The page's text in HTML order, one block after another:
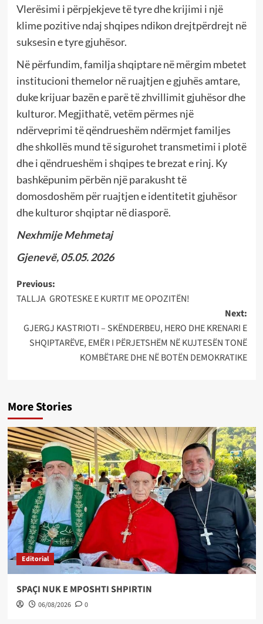
Vlerësimi i përpjekjeve të tyre dhe krijimi i një
klime pozitive ndaj shqipes ndikon drejtpërdrejt në
suksesin e tyre gjuhësor.
Në përfundim, familja shqiptare në mërgim mbetet
institucioni themelor në ruajtjen e gjuhës amtare,
duke krijuar bazën e parë të zhvillimit gjuhësor dhe
kulturor. Megjithatë, vetëm përmes një
ndërveprimi të qëndrueshëm ndërmjet familjes
dhe shkollës mund të sigurohet transmetimi i plotë
dhe i qëndrueshëm i shqipes te brezat e rinj. Ky
bashkëpunim përbën një parakusht të
domosdoshëm për ruajtjen e identitetit gjuhësor
dhe kulturor shqiptar në diasporë.
Nexhmije Mehmetaj
Gjenevë, 05.05. 2026
Post
navigation
Previous:
TALLJA GROTESKE E KURTIT ME OPOZITËN!
Next:
GJERGJ KASTRIOTI – SKËNDERBEU, HERO DHE KRENARI E
SHQIPTARËVE, EMËR I PËRJETSHËM NË KUJTESËN TONË
KOMBËTARE DHE NË BOTËN DEMOKRATIKE
More Stories
Editorial
SPAÇI NUK E MPOSHTI SHPIRTIN
06/08/2026 0